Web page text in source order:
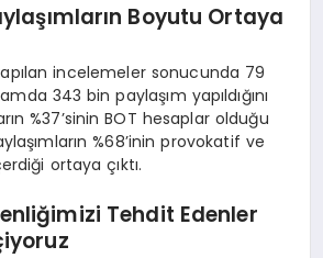
Boyutu Ortaya
incelemeler sonucunda 79
343 bin paylaşım yapıldığını
%37’sinin BOT hesaplar olduğu
%68’inin provokatif ve
ortaya çıktı.
Tehdit Edenler